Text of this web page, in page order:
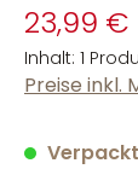
23,99 €
Inhalt: 1
Preise inkl.